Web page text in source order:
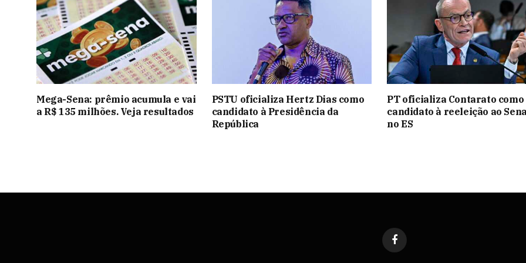
Mega-Sena: prêmio acumula e vai
a R$ 135 milhões. Veja resultados
PSTU oficializa Hertz Dias como
candidato à Presidência da
República
PT oficializa Contarato como
candidato à reeleição ao
no ES
Facebook